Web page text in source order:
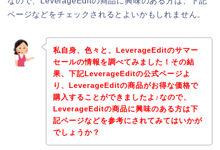
ページなどをチェックされるとよいかもしれません。
私自身、色々と、LeverageEditのサマー
セールの情報を調べてみました！その結
果、下記LeverageEditの公式ページよ
り、LeverageEditの商品がお得な価格で
購入することができましたよ♪なので、
LeverageEditの商品に興味のある方は下
記ページなどを参考にされてみてはいかが
でしょうか？